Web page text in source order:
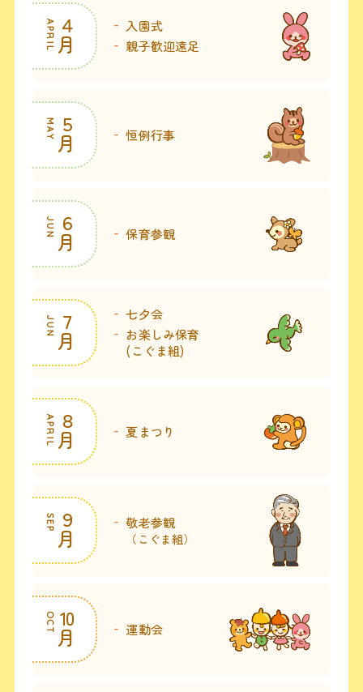
APRIL４
月
入園式
親子歓迎遠足
MAY５
月 恒例行事
JUN６
月 保育参観
JUN７
月
七夕会
お楽しみ保育
(こぐま組)
APRIL８
月 夏まつり
SEP９
月
敬老参観
（こぐま組）
OCT10
月 運動会